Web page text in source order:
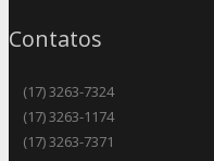
Contatos
(17) 3263-7324
(17) 3263-1174
(17) 3263-7371